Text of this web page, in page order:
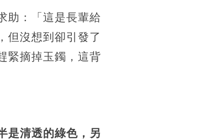
助：「這是長輩給
但沒想到卻引發了
緊摘掉玉鐲，這背
是清透的綠色，另